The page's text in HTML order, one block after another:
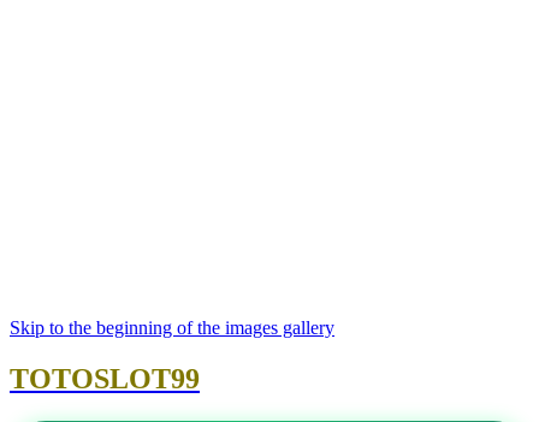
Skip to the beginning of the images gallery
TOTOSLOT99